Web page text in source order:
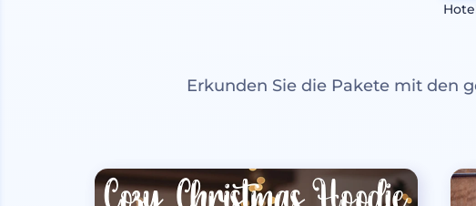
Erkunden Sie die Pakete mit den